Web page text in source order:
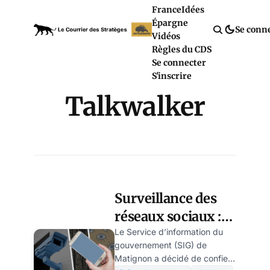
FranceIdées
Épargne
Vidéos
Règles du CDS
Se connecter
S'inscrire
Se
Talkwalker
Surveillance des
réseaux sociaux :
Matignon choisit
une société
Le Service d’information du
gouvernement (SIG) de
Matignon a décidé de confier